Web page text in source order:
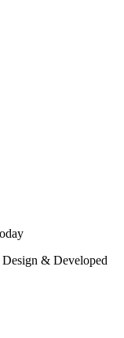
& Developed